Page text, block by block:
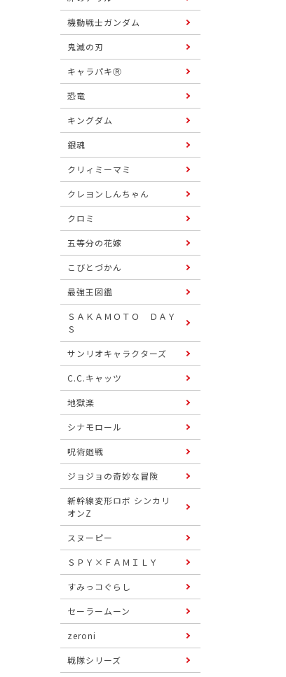
機動戦士ガンダム
鬼滅の刃
キャラパキⓇ
恐竜
キングダム
銀魂
クリィミーマミ
クレヨンしんちゃん
クロミ
五等分の花嫁
こびとづかん
最強王図鑑
ＳＡＫＡＭＯＴＯ ＤＡＹ
Ｓ
サンリオキャラクターズ
C.C.キャッツ
地獄楽
シナモロール
呪術廻戦
ジョジョの奇妙な冒険
新幹線変形ロボ シンカリ
オンZ
スヌーピー
ＳＰＹ×ＦＡＭＩＬＹ
すみっコぐらし
セーラームーン
zeroni
戦隊シリーズ